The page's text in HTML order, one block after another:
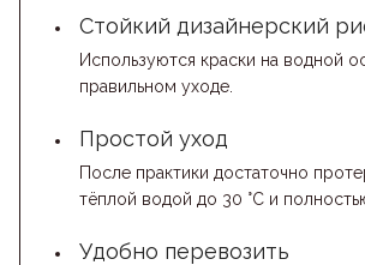
Стойкий дизайнерский
Используются краски на водной
правильном уходе.
Простой уход
После практики достаточно
тёплой водой до 30 °C и
Удобно перевозить